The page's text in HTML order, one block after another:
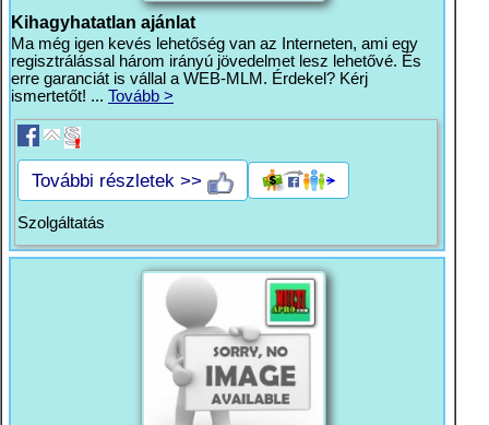
Kihagyhatatlan ajánlat
Ma még igen kevés lehetőség van az Interneten, ami egy
regisztrálással három irányú jövedelmet lesz lehetővé. És
erre garanciát is vállal a WEB-MLM. Érdekel? Kérj
ismertetőt! ... Tovább >
További részletek >>
Szolgáltatás